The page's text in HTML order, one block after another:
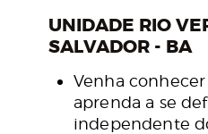
UNIDADE RIO
SALVADOR - BA
Venha conhecer
aprenda a se
independente